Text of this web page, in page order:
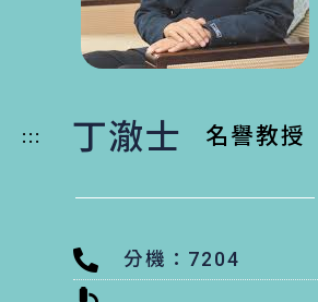
::: 丁澈士 名譽教授
分機：7204